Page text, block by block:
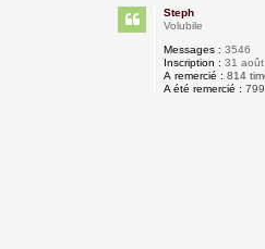
Steph
Volubile
Messages : 3546
Inscription : 31
A remercié : 814
A été remercié :